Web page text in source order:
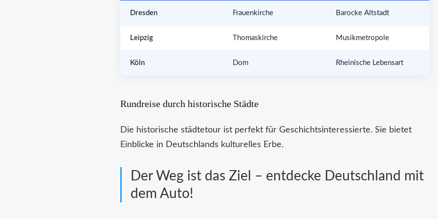
Dresden Frauenkirche Barocke Altstadt
Leipzig Thomaskirche Musikmetropole
Köln Dom Rheinische Lebensart
Rundreise durch historische Städte
Die historische städtetour ist perfekt für Geschichtsinteressierte. Sie bietet
Einblicke in Deutschlands kulturelles Erbe.
Der Weg ist das Ziel – entdecke Deutschland mit
dem Auto!